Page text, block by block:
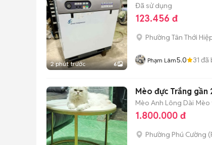
2 phút trước 6
Đã sử dụng
123.456 đ
Phường Tân Thới
Phạm Lâm5.0 31 đã
Mèo đực Trắng gần
Mèo Anh Lông Dài Mèo
1.800.000 đ
Phường Phú Cường (